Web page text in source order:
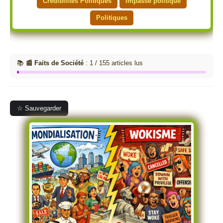
Politiques
📚 📰 Faits de Société : 1 / 155 articles lus
☆ Sauvegarder